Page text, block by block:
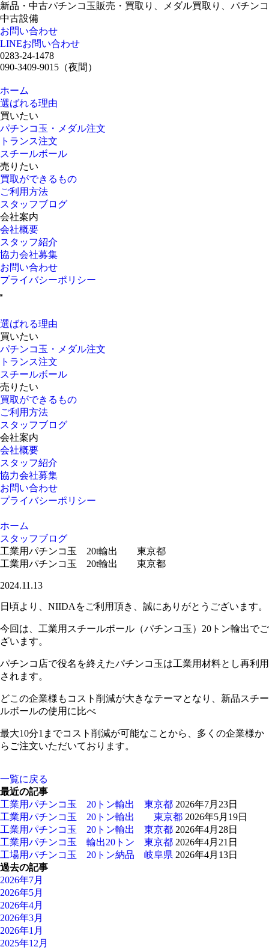
新品・中古パチンコ玉販売・買取り、メダル買取り、パチンコ
中古設備
お問い合わせ
LINEお問い合わせ
0283-24-1478
090-3409-9015 （夜間）
ホーム
選ばれる理由
買いたい
パチンコ玉・メダル注文
トランス注文
スチールボール
売りたい
買取ができるもの
ご利用方法
スタッフブログ
会社案内
会社概要
スタッフ紹介
協力会社募集
お問い合わせ
プライバシーポリシー
選ばれる理由
買いたい
パチンコ玉・メダル注文
トランス注文
スチールボール
売りたい
買取ができるもの
ご利用方法
スタッフブログ
会社案内
会社概要
スタッフ紹介
協力会社募集
お問い合わせ
プライバシーポリシー
ホーム
スタッフブログ
工業用パチンコ玉 20t輸出 東京都
工業用パチンコ玉 20t輸出 東京都
2024.11.13
日頃より、NIIDAをご利用頂き、誠にありがとうございます。
今回は、工業用スチールボール（パチンコ玉）20トン輸出でご
ざいます。
パチンコ店で役名を終えたパチンコ玉は工業用材料とし再利用
されます。
どこの企業様もコスト削減が大きなテーマとなり、新品スチー
ルボールの使用に比べ
最大10分1までコスト削減が可能なことから、多くの企業様か
らご注文いただいております。
一覧に戻る
最近の記事
工業用パチンコ玉 20トン輸出 東京都 2026年7月23日
工業用パチンコ玉 20トン輸出 東京都 2026年5月19日
工業用パチンコ玉 20トン輸出 東京都 2026年4月28日
工業用パチンコ玉 輸出20トン 東京都 2026年4月21日
工場用パチンコ玉 20トン納品 岐阜県 2026年4月13日
過去の記事
2026年7月
2026年5月
2026年4月
2026年3月
2026年1月
2025年12月